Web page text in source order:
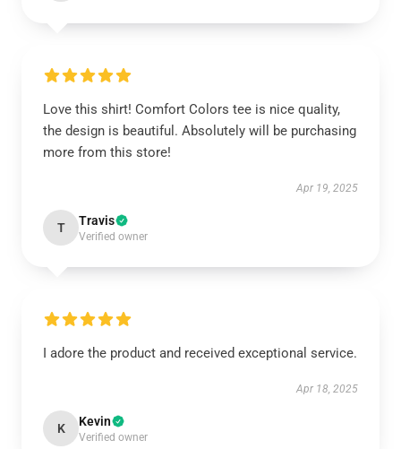
Love this shirt! Comfort Colors tee is nice quality,
the design is beautiful. Absolutely will be purchasing
more from this store!
Apr 19, 2025
T Travis
Verified owner
I adore the product and received exceptional service.
Apr 18, 2025
K Kevin
Verified owner